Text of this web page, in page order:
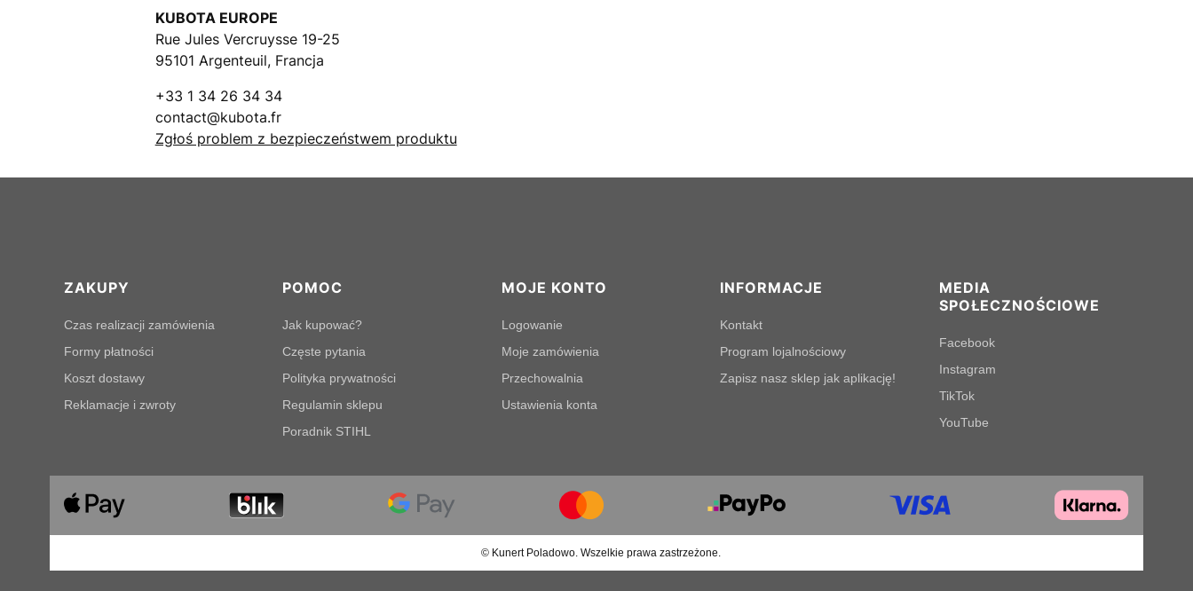
KUBOTA EUROPE
Rue Jules Vercruysse 19-25
95101 Argenteuil, Francja
+33 1 34 26 34 34
contact@kubota.fr
Zgłoś problem z bezpieczeństwem produktu
Linki w stopce
ZAKUPY
Czas realizacji zamówienia
Formy płatności
Koszt dostawy
Reklamacje i zwroty
POMOC
Jak kupować?
Częste pytania
Polityka prywatności
Regulamin sklepu
Poradnik STIHL
MOJE KONTO
Logowanie
Moje zamówienia
Przechowalnia
Ustawienia konta
INFORMACJE
Kontakt
Program lojalnościowy
Zapisz nasz sklep jak aplikację!
MEDIA
SPOŁECZNOŚCIOWE
Facebook
Instagram
TikTok
YouTube
© Kunert Poladowo. Wszelkie prawa zastrzeżone.